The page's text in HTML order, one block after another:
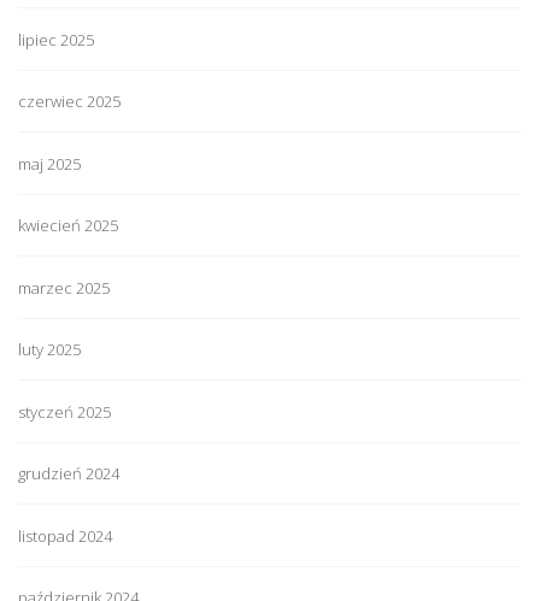
lipiec 2025
czerwiec 2025
maj 2025
kwiecień 2025
marzec 2025
luty 2025
styczeń 2025
grudzień 2024
listopad 2024